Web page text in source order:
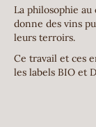
La philosophie
donne des vins
leurs terroirs.
Ce travail et ces
les labels BIO et